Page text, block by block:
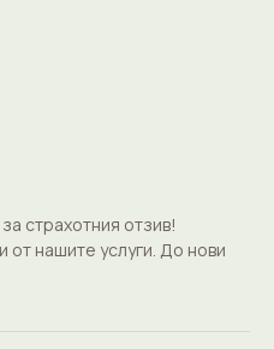
страхотния отзив!
от нашите услуги. До нови